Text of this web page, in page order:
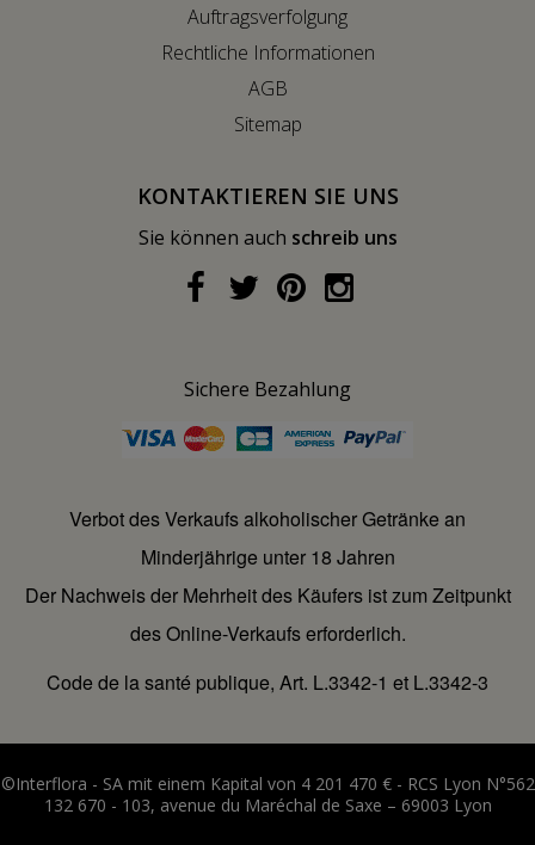
Auftragsverfolgung
Rechtliche Informationen
AGB
Sitemap
KONTAKTIEREN SIE UNS
Sie können auch schreib uns
Sichere Bezahlung
Verbot des Verkaufs alkoholischer Getränke an
Minderjährige unter 18 Jahren
Der Nachweis der Mehrheit des Käufers ist zum Zeitpunkt
des Online-Verkaufs erforderlich.
Code de la santé publique, Art. L.3342-1 et L.3342-3
©Interflora - SA mit einem Kapital von 4 201 470 € - RCS Lyon N°562
132 670 - 103, avenue du Maréchal de Saxe – 69003 Lyon